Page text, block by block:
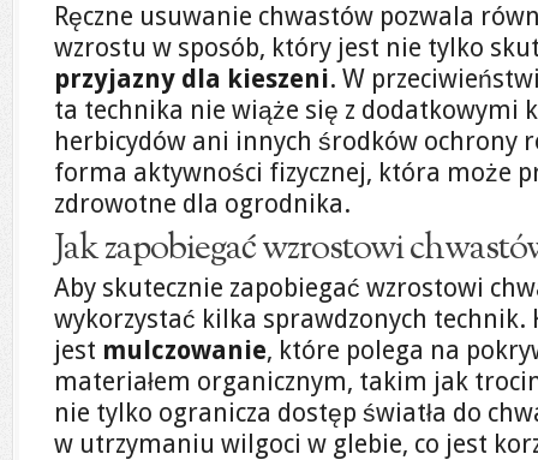
Ręczne usuwanie chwastów pozwala
wzrostu w sposób, który jest nie tylko
przyjazny dla kieszeni. W
ta technika nie wiąże się z dodatkowymi
herbicydów ani innych środków ochrony
forma aktywności fizycznej, która może
zdrowotne dla ogrodnika.
Jak zapobiegać wzrostowi
Aby skutecznie zapobiegać wzrostowi
wykorzystać kilka sprawdzonych technik.
jest mulczowanie, które polega na
materiałem organicznym, takim jak
nie tylko ogranicza dostęp światła do
w utrzymaniu wilgoci w glebie, co jest